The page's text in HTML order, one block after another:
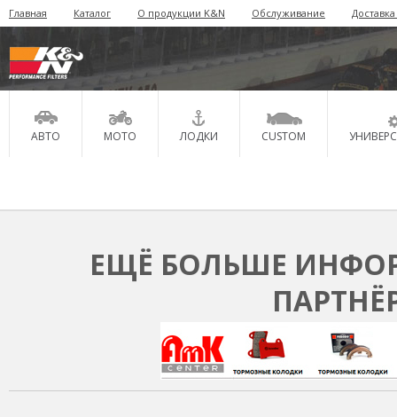
Главная Каталог О продукции K&N Обслуживание
АВТО МОТО ЛОДКИ CUSTOM
ЕЩЁ БОЛЬШЕ